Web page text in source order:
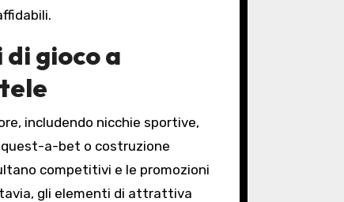
gioco a
includendo nicchie sportive,
a-bet o costruzione
competitivi e le promozioni
gli elementi di attrattiva